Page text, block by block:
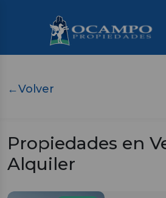
←Volver
Propiedades en
Alquiler